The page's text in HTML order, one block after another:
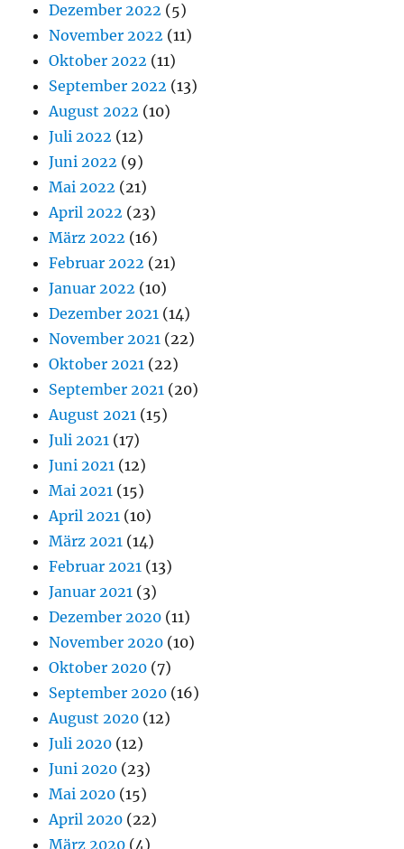
Dezember 2022 (5)
November 2022 (11)
Oktober 2022 (11)
September 2022 (13)
August 2022 (10)
Juli 2022 (12)
Juni 2022 (9)
Mai 2022 (21)
April 2022 (23)
März 2022 (16)
Februar 2022 (21)
Januar 2022 (10)
Dezember 2021 (14)
November 2021 (22)
Oktober 2021 (22)
September 2021 (20)
August 2021 (15)
Juli 2021 (17)
Juni 2021 (12)
Mai 2021 (15)
April 2021 (10)
März 2021 (14)
Februar 2021 (13)
Januar 2021 (3)
Dezember 2020 (11)
November 2020 (10)
Oktober 2020 (7)
September 2020 (16)
August 2020 (12)
Juli 2020 (12)
Juni 2020 (23)
Mai 2020 (15)
April 2020 (22)
März 2020 (4)